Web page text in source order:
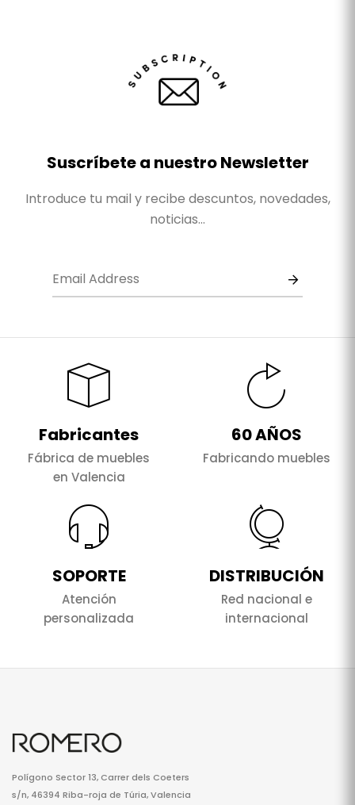
Suscríbete a nuestro Newsletter
Introduce tu mail y recibe descuntos, novedades,
noticias...
Fabricantes
Fábrica de muebles
en Valencia
60 AÑOS
Fabricando muebles
SOPORTE
Atención
personalizada
DISTRIBUCIÓN
Red nacional e
internacional
Polígono Sector 13, Carrer dels Coeters
s/n, 46394 Riba-roja de Túria, Valencia